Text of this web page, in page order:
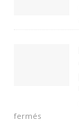
fermés